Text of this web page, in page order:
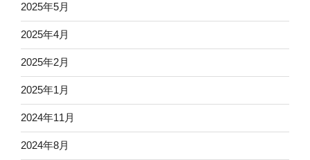
2025年5月
2025年4月
2025年2月
2025年1月
2024年11月
2024年8月